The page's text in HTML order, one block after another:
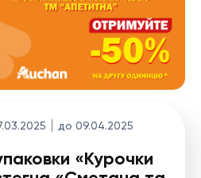
до 09.04.2025
«Курочки